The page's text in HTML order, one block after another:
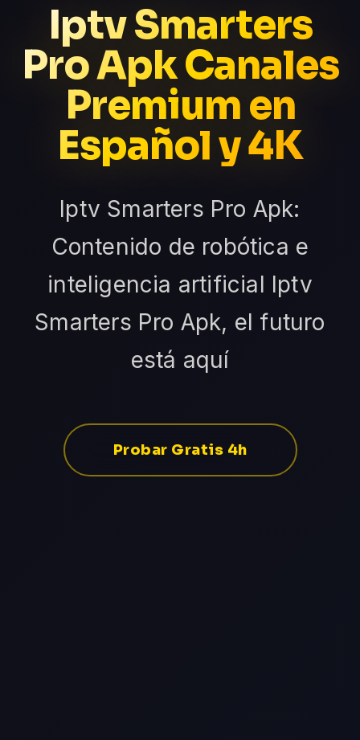
Iptv Smarters
Pro Apk Canales
Premium en
Español y 4K
Iptv Smarters Pro Apk:
Contenido de robótica e
inteligencia artificial Iptv
Smarters Pro Apk, el futuro
está aquí
Probar Gratis 4h